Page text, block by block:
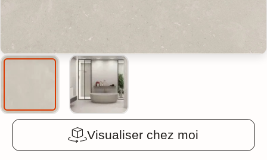
Visualiser chez moi